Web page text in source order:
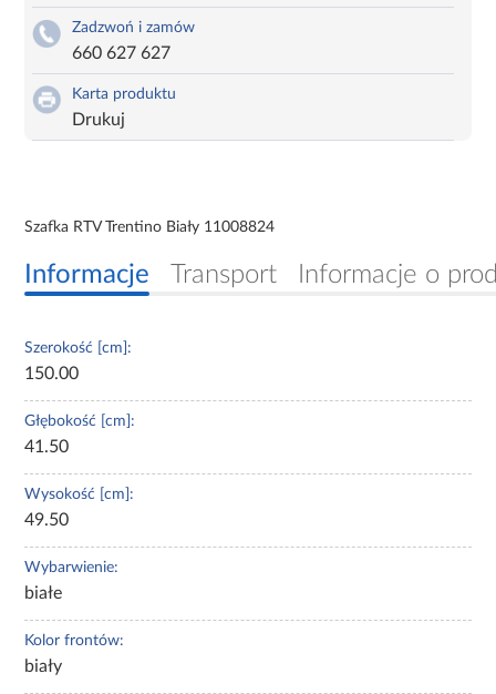
Zadzwoń i zamów
660 627 627
Karta produktu
Drukuj
Szafka RTV Trentino Biały 11008824
Informacje Transport Informacje o
Szerokość [cm]:
150.00
Głębokość [cm]:
41.50
Wysokość [cm]:
49.50
Wybarwienie:
białe
Kolor frontów:
biały